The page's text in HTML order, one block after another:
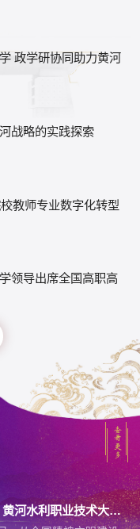
政学研协同助力黄河
战略的实践探索
教师专业数字化转型
领导出席全国高职高
领导在“职本前沿”学术
暖心更润心 查看更多
喜报！黄河水利职业技术大学荣获“全国文明校园”称号